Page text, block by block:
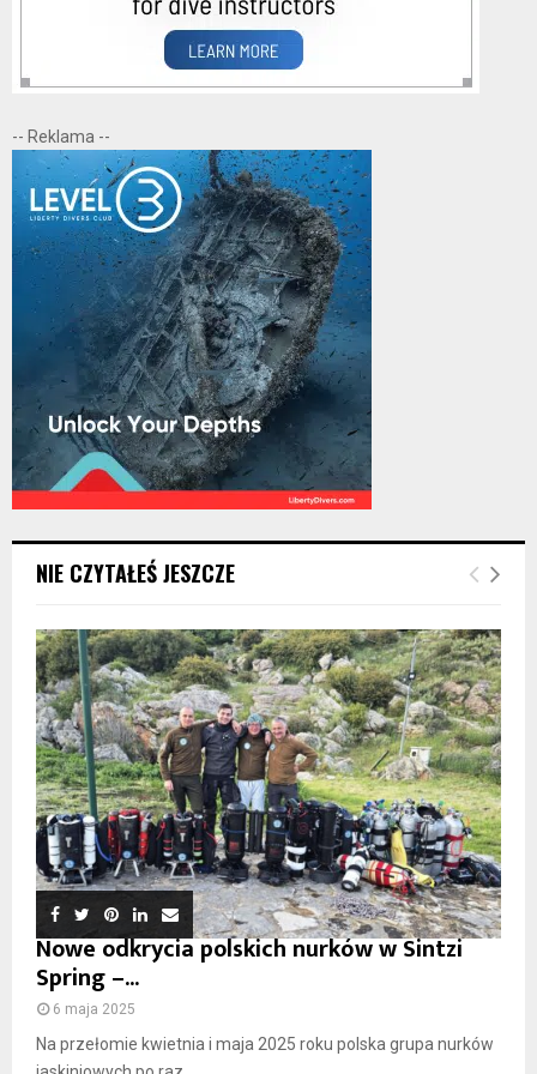
-- Reklama --
NIE CZYTAŁEŚ JESZCZE
Nowe odkrycia polskich nurków w Sintzi
Spring –...
6 maja 2025
Na przełomie kwietnia i maja 2025 roku polska grupa nurków